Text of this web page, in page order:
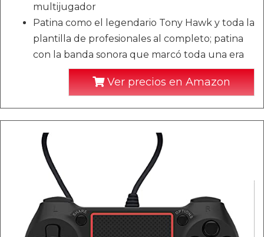
multijugador
Patina como el legendario Tony Hawk y toda la
plantilla de profesionales al completo; patina
con la banda sonora que marcó toda una era
Ver precios en Amazon